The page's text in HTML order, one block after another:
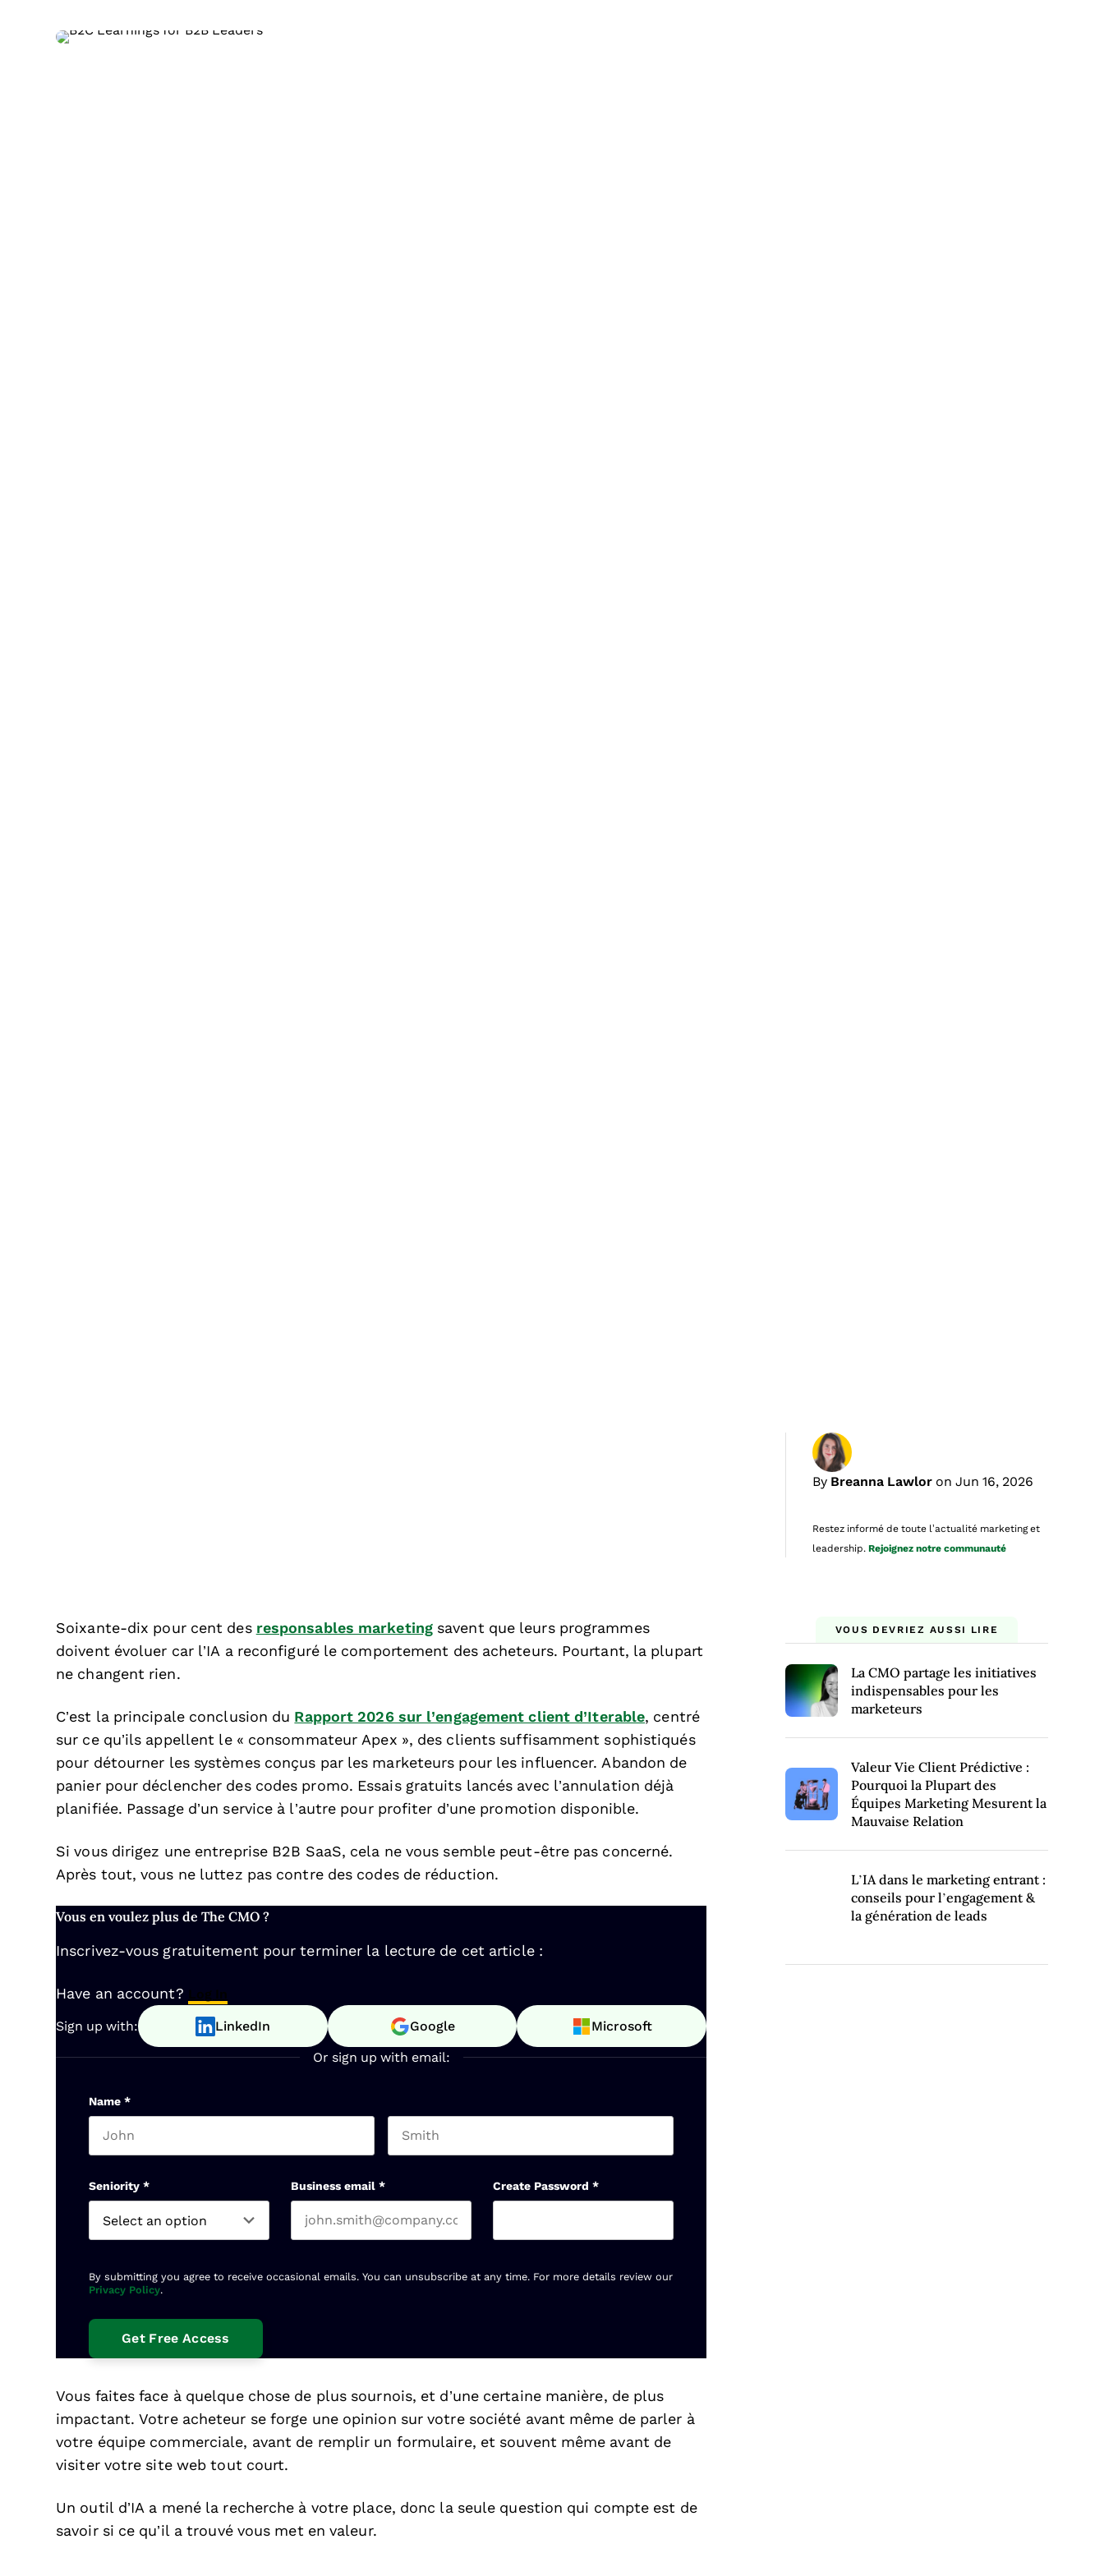
By Breanna Lawlor on Jun 16, 2026
Restez informé de toute l’actualité marketing et
leadership. Rejoignez notre communauté
Soixante-dix pour cent des responsables marketingsavent que leurs programmes
doivent évoluer car l’IA a reconfiguré le comportement des acheteurs. Pourtant, la plupart
ne changent rien.
C’est la principale conclusion du Rapport 2026 sur l’engagement client d’Iterable, centré
sur ce qu’ils appellent le « consommateur Apex », des clients suffisamment sophistiqués
pour détourner les systèmes conçus par les marketeurs pour les influencer. Abandon de
panier pour déclencher des codes promo. Essais gratuits lancés avec l’annulation déjà
planifiée. Passage d’un service à l’autre pour profiter d’une promotion disponible.
Si vous dirigez une entreprise B2B SaaS, cela ne vous semble peut-être pas concerné.
Après tout, vous ne luttez pas contre des codes de réduction.
Vous en voulez plus de The CMO ?
Inscrivez-vous gratuitement pour terminer la lecture de cet article :
Have an account? Log In
Sign up with: LinkedIn Google Microsoft
Or sign up with email:
Name *
Seniority * Business email * Create Password *
By submitting you agree to receive occasional emails. You can unsubscribe at any time. For more details review our
Privacy Policy.
Vous faites face à quelque chose de plus sournois, et d’une certaine manière, de plus
impactant. Votre acheteur se forge une opinion sur votre société avant même de parler à
votre équipe commerciale, avant de remplir un formulaire, et souvent même avant de
visiter votre site web tout court.
Un outil d’IA a mené la recherche à votre place, donc la seule question qui compte est de
savoir si ce qu’il a trouvé vous met en valeur.
VOUS DEVRIEZ AUSSI LIRE
La CMO partage les initiatives
indispensables pour les
marketeurs
Valeur Vie Client Prédictive :
Pourquoi la Plupart des
Équipes Marketing Mesurent la
Mauvaise Relation
L’IA dans le marketing entrant :
conseils pour l’engagement &
la génération de leads